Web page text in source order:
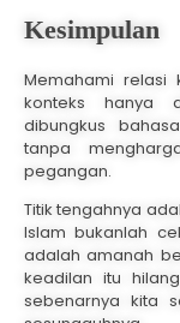
Kesimpulan
Memahami relasi
konteks hanya
dibungkus
tanpa
pegangan.
Titik tengahnya
Islam bukanlah
adalah amanah
keadilan itu
sebenarnya kita